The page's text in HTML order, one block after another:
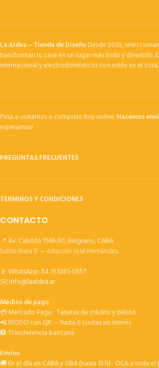
La Aldea – Tienda de DiseñoDesde 2010,
transforman tu casa en un lugar más lindo y divertido.
internacional y electrodomésticos con estilo en el
Pasá a visitarnos o compralo hoy online.Hacemos
esperamos!
PREGUNTAS FRECUENTES
TERMINOS Y CONDICIONES
CONTACTO
📍 Av. Cabildo 1565/61, Belgrano, CABA
Subte línea D — estación José Hernández
📱 WhatsApp:54 11 3381-0557
✉️info@laaldea.ar
Medios de pago
💳 Mercado Pago · Tarjetas de crédito y débito
📲 MODO con QR — hasta 6 cuotas sin interés
🏦 Transferencia bancaria
Envíos
🚚 En el día en CABA y GBA (hasta 13 h) · OCA a todo el